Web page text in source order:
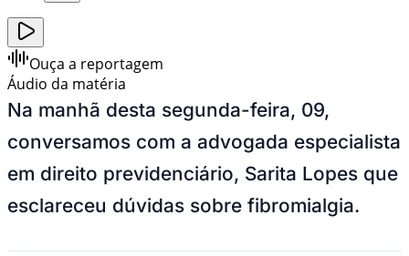
Ouça a reportagem
Áudio da matéria
Na manhã desta segunda-feira, 09,
conversamos com a advogada especialista
em direito previdenciário, Sarita Lopes que
esclareceu dúvidas sobre fibromialgia.